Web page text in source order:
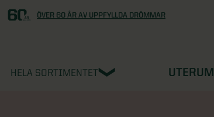
ÖVER 60 ÅR AV UPPFYLLDA DRÖMMAR
HELA SORTIMENTET UTERUM